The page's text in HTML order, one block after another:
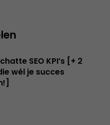
SEO KPI’s [+ 2
wél je succes